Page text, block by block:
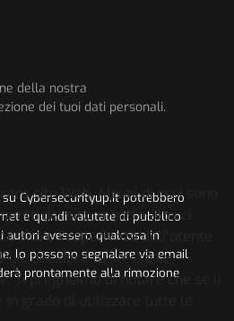
della nostra
dei tuoi dati personali.
Cybersecurityup.it potrebbero
e quindi valutate di pubblico
avessero qualcosa in
lo possono segnalare via email
prontamente alla rimozione
sito Web. Alcuni di essi sono
del sito, mentre altri ci
sito e l'esperienza dell'utente
decidere tu stesso se
Ti preghiamo di notare che se li
in grado di utilizzare tutte le